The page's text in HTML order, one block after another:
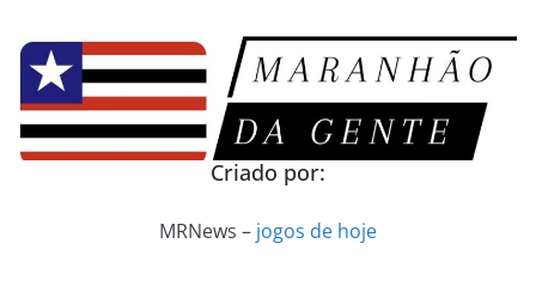
para
conteúdo
Criado por:
MRNews – jogos de hoje